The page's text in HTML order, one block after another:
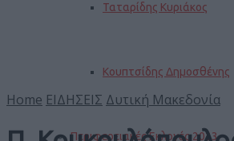
Ταταρίδης Κυριάκος
Κουπτσίδης Δημοσθένης
Περιφερειακές Εκλογές 2023
Home ΕΙΔΗΣΕΙΣ Δυτική Μακεδονία